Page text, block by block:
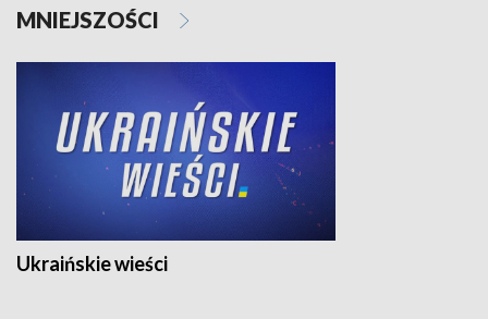
MNIEJSZOŚCI
Ukraińskie wieści